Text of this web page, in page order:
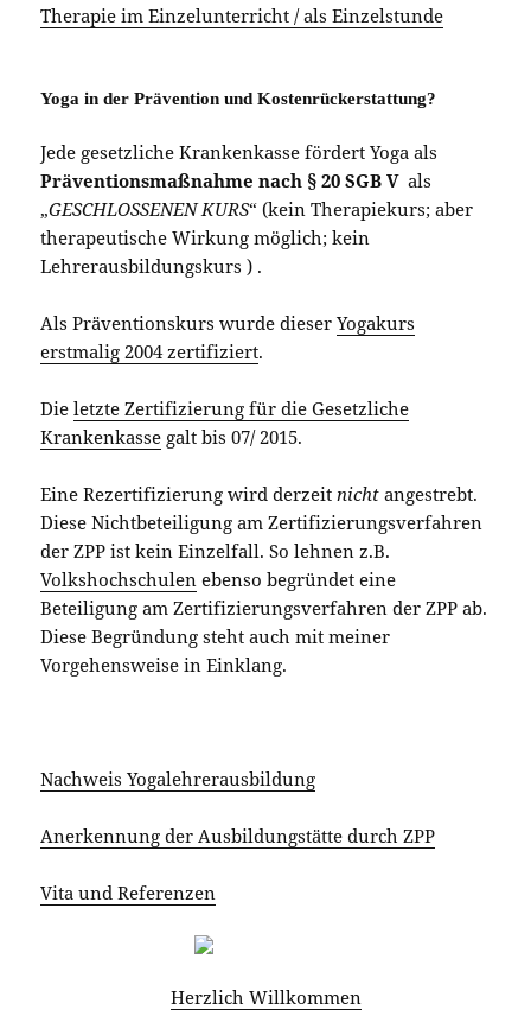
Therapie im Einzelunterricht / als Einzelstunde
Yoga in der Prävention und Kostenrückerstattung?
Jede gesetzliche Krankenkasse fördert Yoga als
Präventionsmaßnahme nach § 20 SGB Vals
„GESCHLOSSENEN KURS“ (kein Therapiekurs; aber
therapeutische Wirkung möglich; kein
Lehrerausbildungskurs ) .
Als Präventionskurs wurde dieserYogakurs
erstmalig 2004 zertifiziert.
Dieletzte Zertifizierung für die Gesetzliche
Krankenkasse galt bis 07/ 2015.
Eine Rezertifizierung wird derzeit nicht angestrebt.
Diese Nichtbeteiligung am Zertifizierungsverfahren
der ZPP ist kein Einzelfall. So lehnen z.B.
Volkshochschulen ebenso begründet eine
Beteiligung am Zertifizierungsverfahren der ZPP ab.
Diese Begründung steht auch mit meiner
Vorgehensweise in Einklang.
Nachweis Yogalehrerausbildung
Anerkennung der Ausbildungstätte durch ZPP
Vita und Referenzen
Herzlich Willkommen